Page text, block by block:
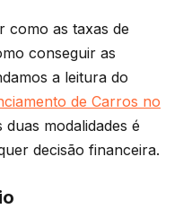
como as taxas de
conseguir as
a leitura do
de Carros no
modalidades é
decisão financeira.